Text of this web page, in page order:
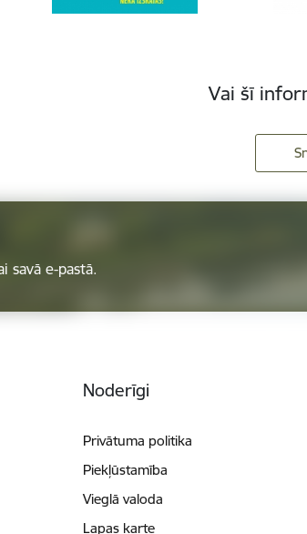
Vai šī
savā e-pastā.
Noderīgi
Privātuma politika
Piekļūstamība
Vieglā valoda
Lapas karte